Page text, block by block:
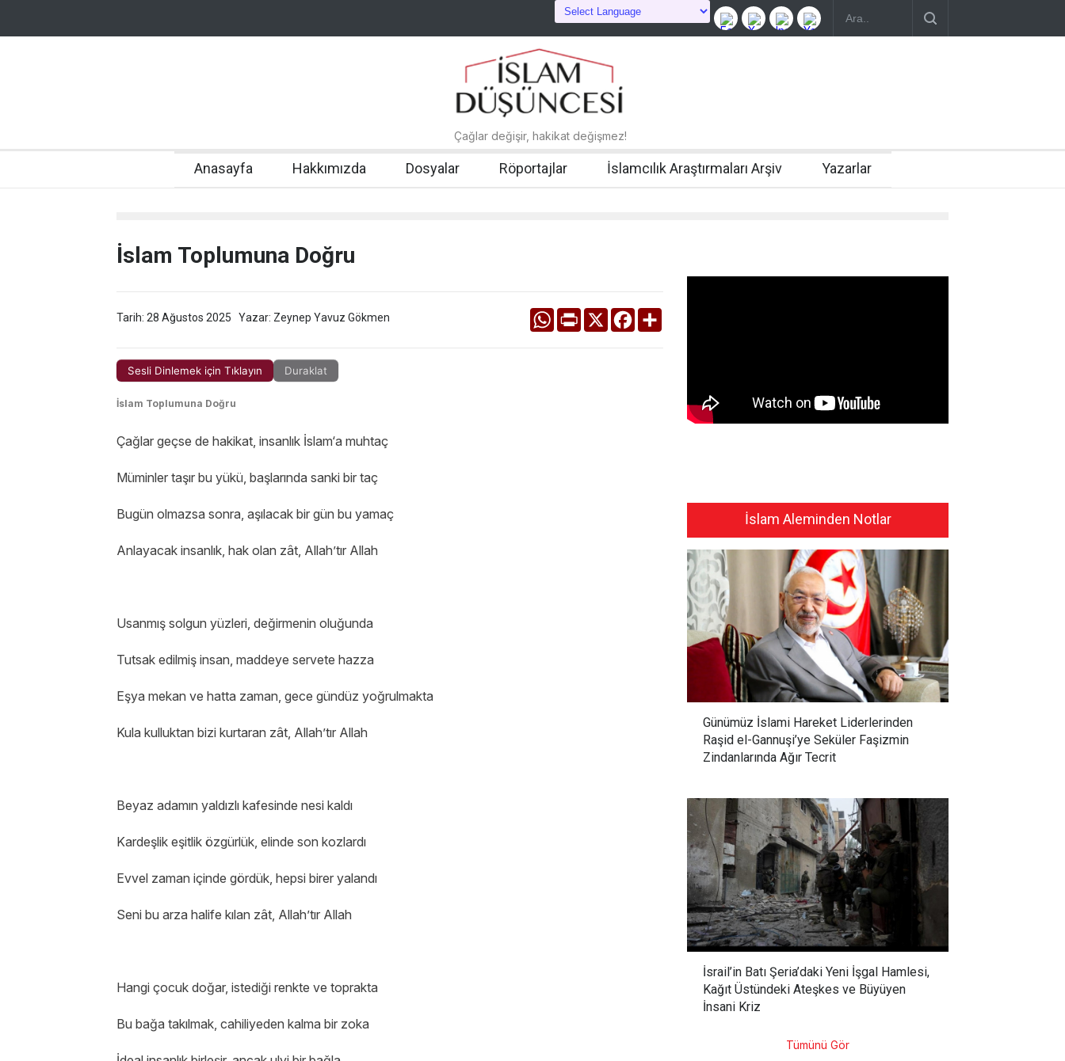
Çağlar değişir, hakikat değişmez!
Anasayfa Hakkımızda Dosyalar Röportajlar İslamcılık Araştırmaları Arşiv Yazarlar
İslam Toplumuna Doğru
Tarih: 28 Ağustos 2025 Yazar: Zeynep Yavuz Gökmen WhatsApp
Print X Facebook
Sesli Dinlemek için Tıklayın Duraklat
İslam Toplumuna Doğru
Çağlar geçse de hakikat, insanlık İslam‘a muhtaç
Müminler taşır bu yükü, başlarında sanki bir taç
Bugün olmazsa sonra, aşılacak bir gün bu yamaç
Anlayacak insanlık, hak olan zât, Allah’tır Allah
Usanmış solgun yüzleri, değirmenin oluğunda
Tutsak edilmiş insan, maddeye servete hazza
Eşya mekan ve hatta zaman, gece gündüz yoğrulmakta
Kula kulluktan bizi kurtaran zât, Allah’tır Allah
Beyaz adamın yaldızlı kafesinde nesi kaldı
Kardeşlik eşitlik özgürlük, elinde son kozlardı
Evvel zaman içinde gördük, hepsi birer yalandı
Seni bu arza halife kılan zât, Allah’tır Allah
Hangi çocuk doğar, istediği renkte ve toprakta
Bu bağa takılmak, cahiliyeden kalma bir zoka
İslam Aleminden Notlar
Günümüz İslami Hareket Liderlerinden
Raşid el-Gannuşi’ye Seküler Faşizmin
Zindanlarında Ağır Tecrit
İsrail’in Batı Şeria’daki Yeni İşgal Hamlesi,
Kağıt Üstündeki Ateşkes ve Büyüyen
İnsani Kriz
Tümünü Gör